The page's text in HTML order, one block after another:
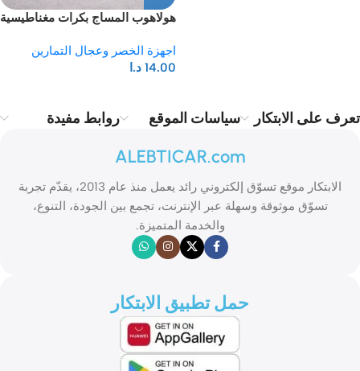
هولاهوب المساج بكرات مغناطيسية
اجهزة الخصر وعجال التمارين
14.00 د.ا
تعرف على الابتكار سياسات الموقع روابط مفيدة
ALEBTICAR.com
الابتكار موقع تسوّق إلكتروني رائد يعمل منذ عام 2013، يقدّم تجربة
تسوّق موثوقة وسهلة عبر الإنترنت، تجمع بين الجودة، التنوع،
والخدمة المتميزة.
حمل تطبيق الابتكار